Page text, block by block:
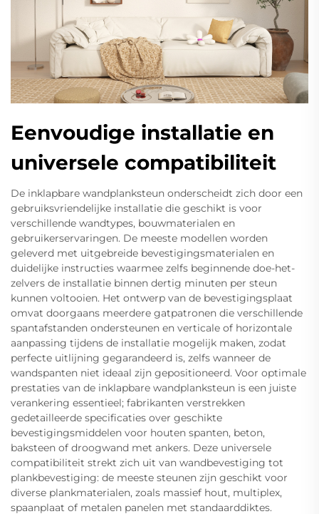
Eenvoudige installatie en
universele compatibiliteit
De inklapbare wandplanksteun onderscheidt zich door een
gebruiksvriendelijke installatie die geschikt is voor
verschillende wandtypes, bouwmaterialen en
gebruikerservaringen. De meeste modellen worden
geleverd met uitgebreide bevestigingsmaterialen en
duidelijke instructies waarmee zelfs beginnende doe-het-
zelvers de installatie binnen dertig minuten per steun
kunnen voltooien. Het ontwerp van de bevestigingsplaat
omvat doorgaans meerdere gatpatronen die verschillende
spantafstanden ondersteunen en verticale of horizontale
aanpassing tijdens de installatie mogelijk maken, zodat
perfecte uitlijning gegarandeerd is, zelfs wanneer de
wandspanten niet ideaal zijn gepositioneerd. Voor optimale
prestaties van de inklapbare wandplanksteun is een juiste
verankering essentieel; fabrikanten verstrekken
gedetailleerde specificaties over geschikte
bevestigingsmiddelen voor houten spanten, beton,
baksteen of droogwand met ankers. Deze universele
compatibiliteit strekt zich uit van wandbevestiging tot
plankbevestiging: de meeste steunen zijn geschikt voor
diverse plankmaterialen, zoals massief hout, multiplex,
spaanplaat of metalen panelen met standaarddiktes.